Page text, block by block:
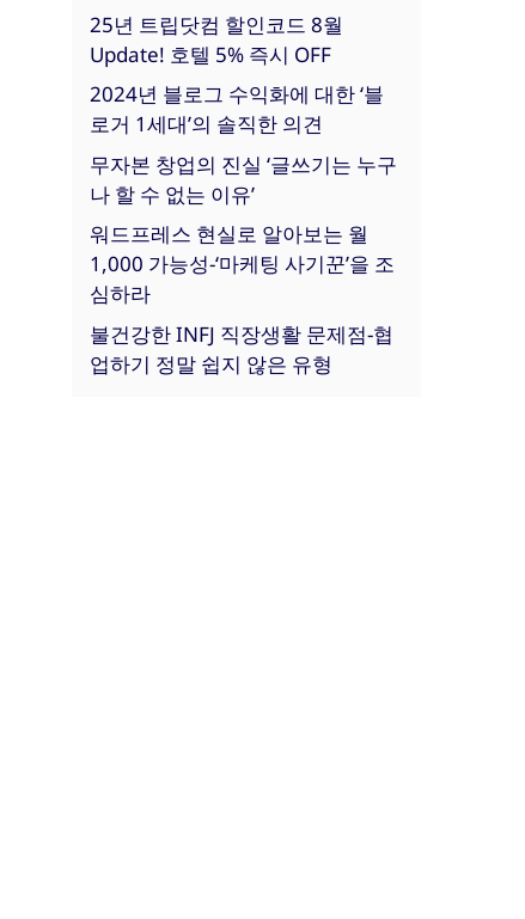
25년 트립닷컴 할인코드 8월
Update! 호텔 5% 즉시 OFF
2024년 블로그 수익화에 대한 ‘블
로거 1세대’의 솔직한 의견
무자본 창업의 진실 ‘글쓰기는 누구
나 할 수 없는 이유’
워드프레스 현실로 알아보는 월
1,000 가능성-‘마케팅 사기꾼’을 조
심하라
불건강한 INFJ 직장생활 문제점-협
업하기 정말 쉽지 않은 유형